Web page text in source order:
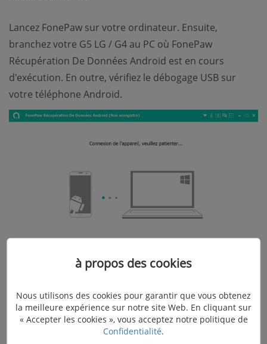
Lancez FonePaw sur votre ordinateur. Ensuite,
branchez votre G5 LG / G4 au PC où FonePaw
Récupération De Données Android est en cours
d'exécution. En outre, vérifiez le débogage USB sur
votre téléphone Android.
Étape 2. Sélectionner les types de fichiers
à analyser
à propos des cookies
Nous utilisons des cookies pour garantir que vous obtenez
la meilleure expérience sur notre site Web. En cliquant sur
« Accepter les cookies », vous acceptez notre politique de
Confidentialité.